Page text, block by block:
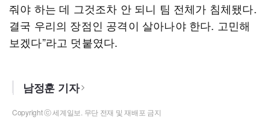
줘야 하는 데 그것조차 안 되니 팀 전체가 침체됐다.
결국 우리의 장점인 공격이 살아나야 한다. 고민해
보겠다”라고 덧붙였다.
남정훈 기자
Copyright ⓒ 세계일보. 무단 전재 및 재배포 금지